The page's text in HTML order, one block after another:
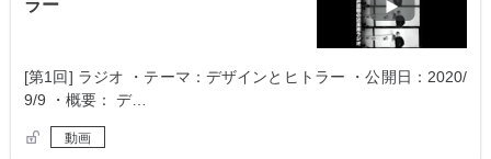
ラー
[第1回] ラジオ ・テーマ：デザインとヒトラー ・公開日：2020/
9/9 ・概要： デ…
動画